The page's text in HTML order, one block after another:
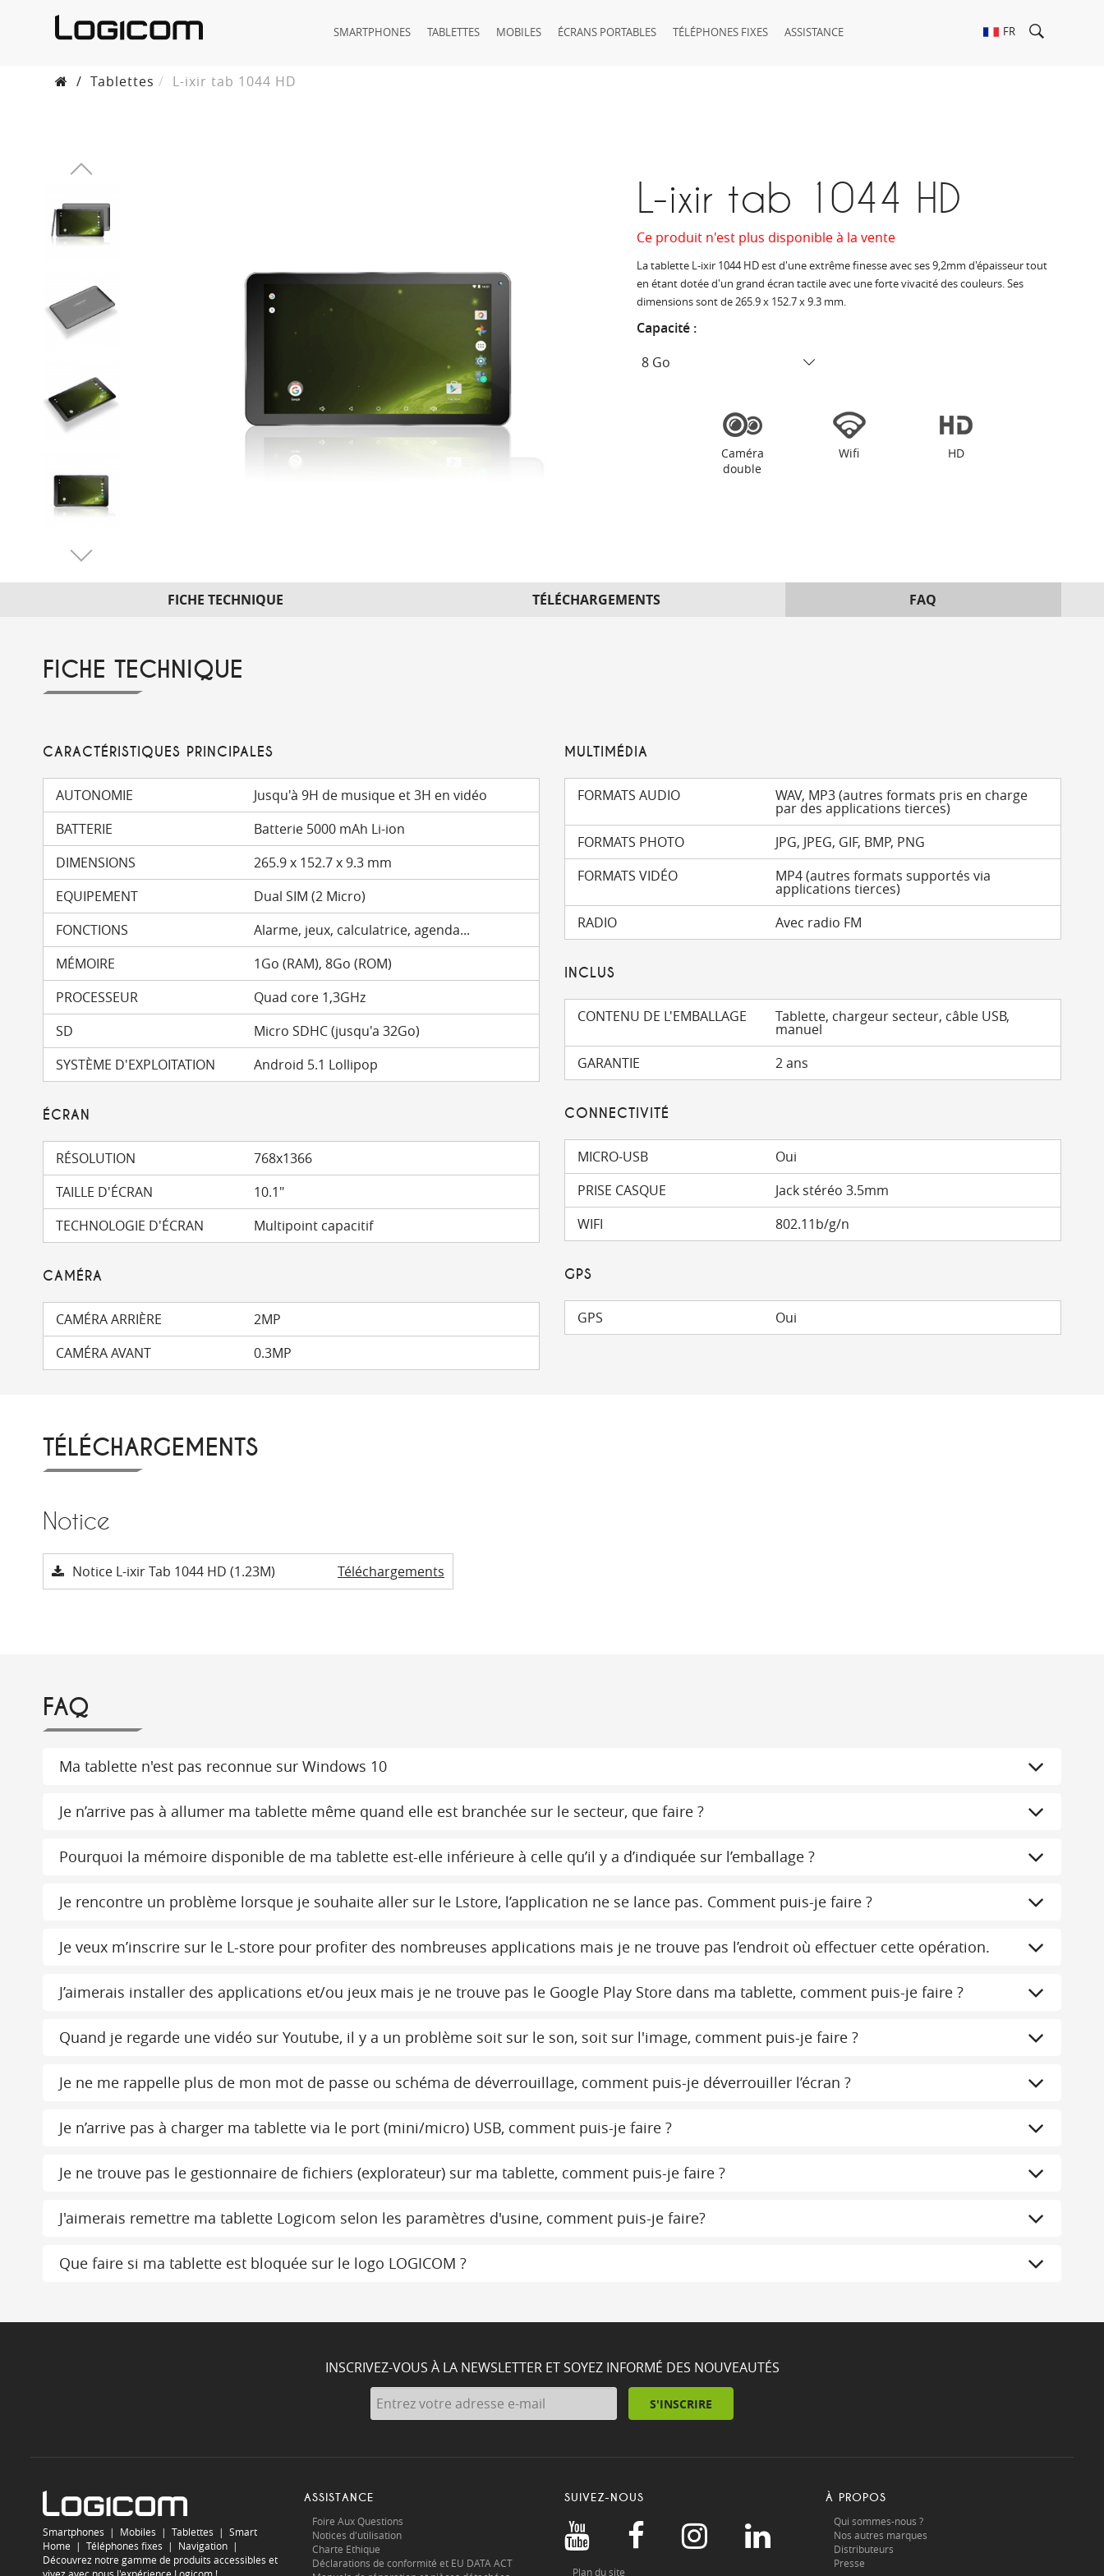
SMARTPHONES TABLETTES MOBILES ÉCRANS PORTABLES TÉLÉPHONES FIXES ASSISTANCE FR
/ Tablettes L-ixir tab 1044 HD
L-ixir tab 1044 HD
Ce produit n'est plus disponible à la vente
La tablette L-ixir 1044 HD est d'une extrême finesse avec ses 9,2mm d'épaisseur tout
en étant dotée d'un grand écran tactile avec une forte vivacité des couleurs. Ses
dimensions sont de 265.9 x 152.7 x 9.3 mm.
Capacité :
Caméra
double
Wifi HD
FICHE TECHNIQUE TÉLÉCHARGEMENTS FAQ
FICHE TECHNIQUE
CARACTÉRISTIQUES PRINCIPALES
AUTONOMIE
Jusqu'à 9H de musique et 3H en vidéo
BATTERIE
Batterie 5000 mAh Li-ion
DIMENSIONS
265.9 x 152.7 x 9.3 mm
EQUIPEMENT
Dual SIM (2 Micro)
FONCTIONS
Alarme, jeux, calculatrice, agenda...
MÉMOIRE
1Go (RAM), 8Go (ROM)
PROCESSEUR
Quad core 1,3GHz
SD
Micro SDHC (jusqu'a 32Go)
SYSTÈME D'EXPLOITATION
Android 5.1 Lollipop
MULTIMÉDIA
FORMATS AUDIO WAV, MP3 (autres formats pris en charge
par des applications tierces)
FORMATS PHOTO
JPG, JPEG, GIF, BMP, PNG
FORMATS VIDÉO
MP4 (autres formats supportés via
applications tierces)
RADIO
Avec radio FM
INCLUS
CONTENU DE L'EMBALLAGE Tablette, chargeur secteur, câble USB,
manuel
GARANTIE
2 ans
CONNECTIVITÉ
MICRO-USB
Oui
PRISE CASQUE
Jack stéréo 3.5mm
WIFI
802.11b/g/n
ÉCRAN
RÉSOLUTION
768x1366
TAILLE D'ÉCRAN
10.1"
TECHNOLOGIE D'ÉCRAN
Multipoint capacitif
GPS
GPS Oui
CAMÉRA
CAMÉRA ARRIÈRE
2MP
CAMÉRA AVANT
0.3MP
TÉLÉCHARGEMENTS
Notice
Notice L-ixir Tab 1044 HD (1.23M) Téléchargements
FAQ
Ma tablette n'est pas reconnue sur Windows 10
Je n’arrive pas à allumer ma tablette même quand elle est branchée sur le secteur, que faire ?
Pourquoi la mémoire disponible de ma tablette est-elle inférieure à celle qu’il y a d’indiquée sur l’emballage ?
Je rencontre un problème lorsque je souhaite aller sur le Lstore, l’application ne se lance pas. Comment puis-je faire ?
Je veux m’inscrire sur le L-store pour profiter des nombreuses applications mais je ne trouve pas l’endroit où effectuer cette opération.
J’aimerais installer des applications et/ou jeux mais je ne trouve pas le Google Play Store dans ma tablette, comment puis-je faire ?
Quand je regarde une vidéo sur Youtube, il y a un problème soit sur le son, soit sur l'image, comment puis-je faire ?
Je ne me rappelle plus de mon mot de passe ou schéma de déverrouillage, comment puis-je déverrouiller l’écran ?
Je n’arrive pas à charger ma tablette via le port (mini/micro) USB, comment puis-je faire ?
Je ne trouve pas le gestionnaire de fichiers (explorateur) sur ma tablette, comment puis-je faire ?
J'aimerais remettre ma tablette Logicom selon les paramètres d'usine, comment puis-je faire?
Que faire si ma tablette est bloquée sur le logo LOGICOM ?
INSCRIVEZ-VOUS À LA NEWSLETTER ET SOYEZ INFORMÉ DES NOUVEAUTÉS
S'INSCRIRE
Smartphones | Mobiles | Tablettes | Smart
Home | Téléphones fixes | Navigation |
Découvrez notre gamme de produits accessibles et
vivez avec nous l'expérience Logicom !
ASSISTANCE
Foire Aux Questions
Notices d'utilisation
Charte Ethique
Déclarations de conformité et EU DATA ACT
SUIVEZ-NOUS
Plan du site
À PROPOS
Qui sommes-nous ?
Nos autres marques
Distributeurs
Presse